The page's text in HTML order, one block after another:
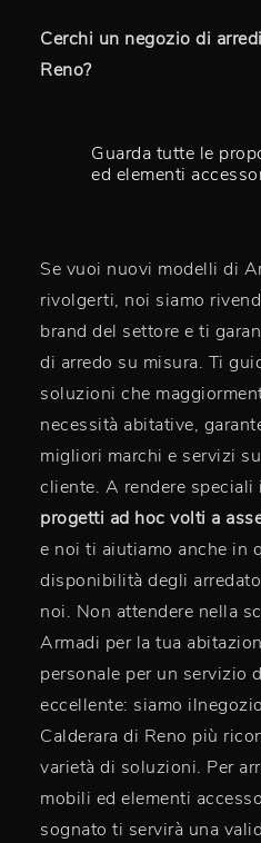
Cerchi un negozio di
Reno?
Guarda tutte le
ed elementi
Se vuoi nuovi modelli di
rivolgerti, noi siamo
brand del settore e ti
di arredo su misura. Ti
soluzioni che
necessità abitative,
migliori marchi e servizi
cliente. A rendere
progetti ad hoc volti a
e noi ti aiutiamo anche in
disponibilità degli
noi. Non attendere nella
Armadi per la tua
personale per un servizio
eccellente: siamo
Calderara di Reno più
varietà di soluzioni. Per
mobili ed elementi
sognato ti servirà una